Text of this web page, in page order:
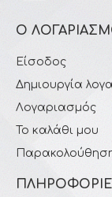
Ο
Είσοδος
Δημιουργία
Λογαριασμός
Το καλάθι μου